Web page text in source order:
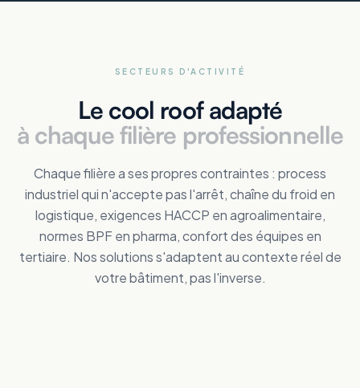
SECTEURS D'ACTIVITÉ
Le cool roof adapté
à chaque filière professionnelle
Chaque filière a ses propres contraintes : process
industriel qui n'accepte pas l'arrêt, chaîne du froid en
logistique, exigences HACCP en agroalimentaire,
normes BPF en pharma, confort des équipes en
tertiaire. Nos solutions s'adaptent au contexte réel de
votre bâtiment, pas l'inverse.
Tertiaire